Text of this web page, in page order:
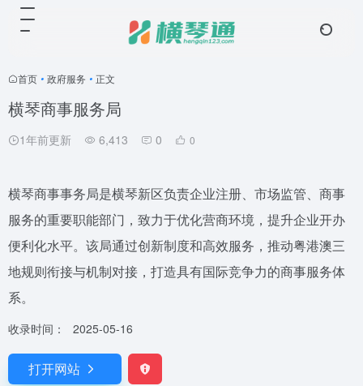
首页 • 政府服务 • 正文
横琴商事服务局
1年前更新 6,413 0 0
横琴商事事务局是横琴新区负责企业注册、市场监管、商事
服务的重要职能部门，致力于优化营商环境，提升企业开办
便利化水平。该局通过创新制度和高效服务，推动粤港澳三
地规则衔接与机制对接，打造具有国际竞争力的商事服务体
系。
收录时间： 2025-05-16
打开网站